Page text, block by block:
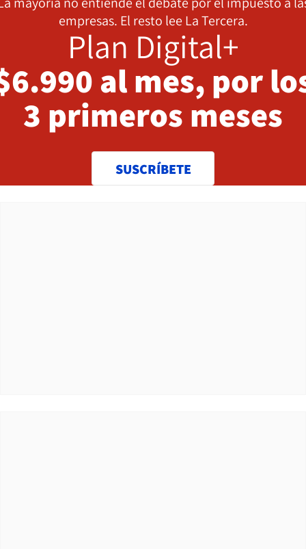
empresas. El resto lee La Tercera.
Plan Digital+
al mes, por
3 primeros meses
SUSCRÍBETE